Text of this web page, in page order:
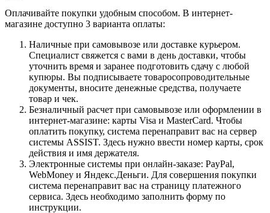
Оплачивайте покупки удобным способом. В интернет-
магазине доступно 3 варианта оплаты:
Наличные при самовывозе или доставке курьером.
Специалист свяжется с вами в день доставки, чтобы
уточнить время и заранее подготовить сдачу с любой
купюры. Вы подписываете товаросопроводительные
документы, вносите денежные средства, получаете
товар и чек.
Безналичный расчет при самовывозе или оформлении в
интернет-магазине: карты Visa и MasterCard. Чтобы
оплатить покупку, система перенаправит вас на сервер
системы ASSIST. Здесь нужно ввести номер карты, срок
действия и имя держателя.
Электронные системы при онлайн-заказе: PayPal,
WebMoney и Яндекс.Деньги. Для совершения покупки
система перенаправит вас на страницу платежного
сервиса. Здесь необходимо заполнить форму по
инструкции.